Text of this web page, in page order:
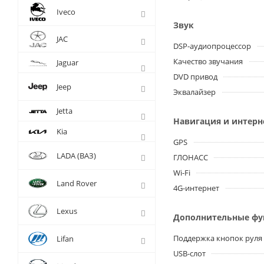
Звук
DSP-аудиопроцессор
Качество звучания
DVD привод
Эквалайзер
Навигация и
GPS
ГЛОНАСС
Wi-Fi
4G-интернет
Дополнительные
Поддержка кнопок руля
USB-слот
Iveco
JAC
Jaguar
Jeep
Jetta
Kia
LADA (ВАЗ)
Land Rover
Lexus
Lifan